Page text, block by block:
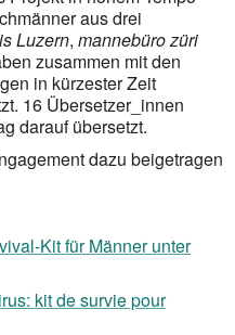
aus drei
Luzern, mannebüro züri
zusammen mit den
in kürzester Zeit
16 Übersetzer_innen
darauf übersetzt.
dazu beigetragen
Kit für Männer unter
kit de survie pour